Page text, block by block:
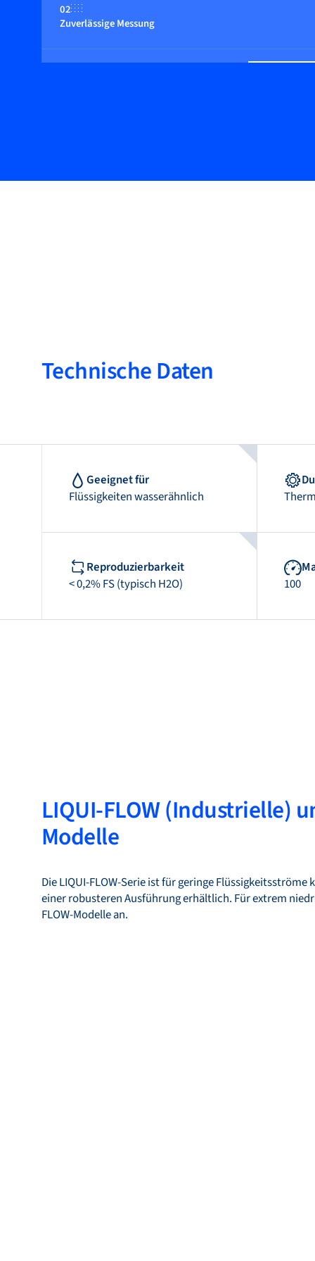
02
Zuverlässige Messung
Technische Daten
Geeignet für
Flüssigkeiten wasserähnlich
Reproduzierbarkeit
< 0,2% FS (typisch H2O)
100
LIQUI-FLOW (Industrielle)
Modelle
Die LIQUI-FLOW-Serie ist für geringe
einer robusteren Ausführung erhältlich. Für extrem
FLOW-Modelle an.